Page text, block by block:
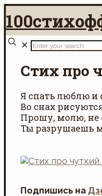
✕
Стих про
Я спать люблю и
Во снах
Прошу, молю, не
Ты разрушаешь
Подпишись на